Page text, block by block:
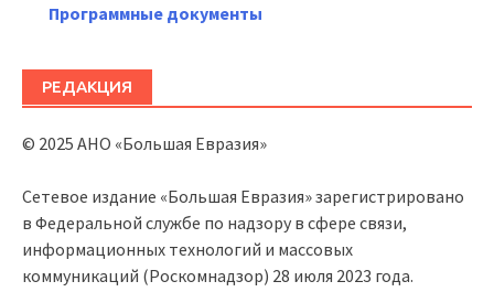
Программные документы
РЕДАКЦИЯ
© 2025 АНО «Большая Евразия»
Сетевое издание «Большая Евразия» зарегистрировано
в Федеральной службе по надзору в сфере связи,
информационных технологий и массовых
коммуникаций (Роскомнадзор) 28 июля 2023 года.